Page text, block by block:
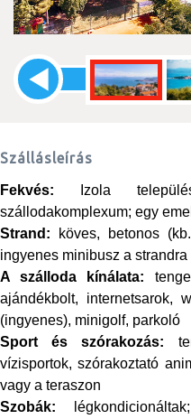
Szállásleírás
Fekvés: Izola
szállodakomplexum; egy
Strand: köves, betonos
ingyenes minibusz a strandra
A szálloda kínálata:
ajándékbolt, internetsarok,
(ingyenes), minigolf, parkoló
Sport és szórakozás:
vízisportok, szórakoztató
vagy a teraszon
Szobák: